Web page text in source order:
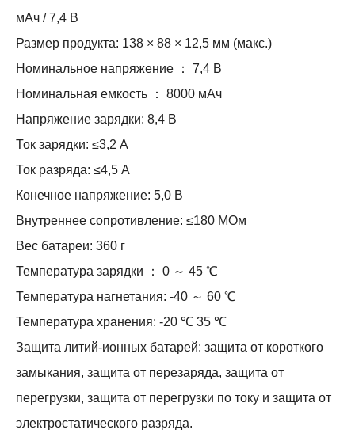
мАч / 7,4 В
Размер продукта: 138 × 88 × 12,5 мм (макс.)
Номинальное напряжение ： 7,4 В
Номинальная емкость ： 8000 мАч
Напряжение зарядки: 8,4 В
Ток зарядки: ≤3,2 А
Ток разряда: ≤4,5 А
Конечное напряжение: 5,0 В
Внутреннее сопротивление: ≤180 МОм
Вес батареи: 360 г
Температура зарядки ： 0 ～ 45 ℃
Температура нагнетания: -40 ～ 60 ℃
Температура хранения: -20 ℃ 35 ℃
Защита литий-ионных батарей: защита от короткого
замыкания, защита от перезаряда, защита от
перегрузки, защита от перегрузки по току и защита от
электростатического разряда.